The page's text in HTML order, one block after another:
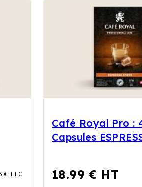
€ TTC
Café Royal Pro :
Capsules
18.99 € HT